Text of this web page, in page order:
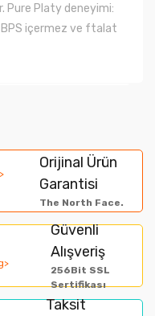
Pure Platy deneyimi:
BPS içermez ve ftalat
ederiz.
görüntülenemiyor.
bulunuyor.
Orijinal Ürün
Garantisi
The North Face.
Güvenli
Alışveriş
256Bit SSL
Sertifikası
Taksit